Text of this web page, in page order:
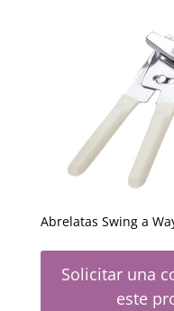
Abrelatas Swing a
Solicitar una
este